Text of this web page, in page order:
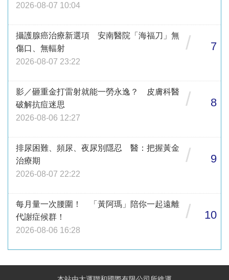
2026-08-07 10:04
攝護腺癌治療新選項 安南醫院「海福刀」無
傷口、無輻射
2026-08-07 23:22
/ 7
影／砸重金打雷射就能一勞永逸？ 皮膚科醫
破解抗痘迷思
2026-08-06 12:27
/ 8
排尿困難、頻尿、夜尿別隱忍 醫：把握黃金
治療期
2026-08-07 22:22
/ 9
每月量一次腰圍！ 「黃阿瑪」陪你一起遠離
代謝症候群！
2026-08-06 16:28
/ 10